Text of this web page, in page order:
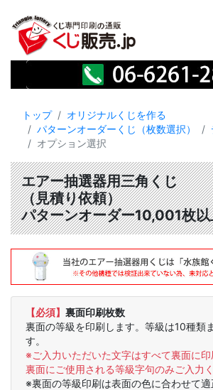
トップ
オリジナルくじを作る
パターンオーダーくじ（枚数選択）
オプション選択
エアー抽選器用三角くじ
（見積り依頼）
パターンオーダー10,001枚以
【必須】 裏面印刷枚数
裏面の等級を印刷します。等級は10種類
す。
※ご入力いただいた文字はすべて裏面に印
裏面にご使用される等級字句のみご入力く
※裏面の等級印刷は表面の色に合わせて